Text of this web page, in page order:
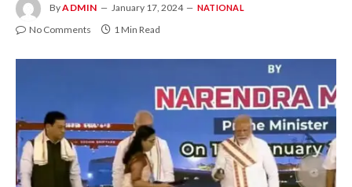
ByADMIN January 17, 2024 NATIONAL
No Comments 1 Min Read